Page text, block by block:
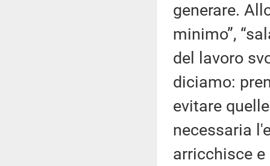
generare.
minimo”,
del lavoro
diciamo:
evitare
necessaria
arricchisce e